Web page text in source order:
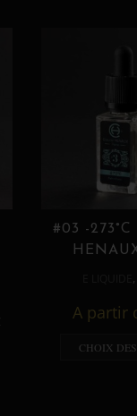
#03 -
,
A partir
CHOIX